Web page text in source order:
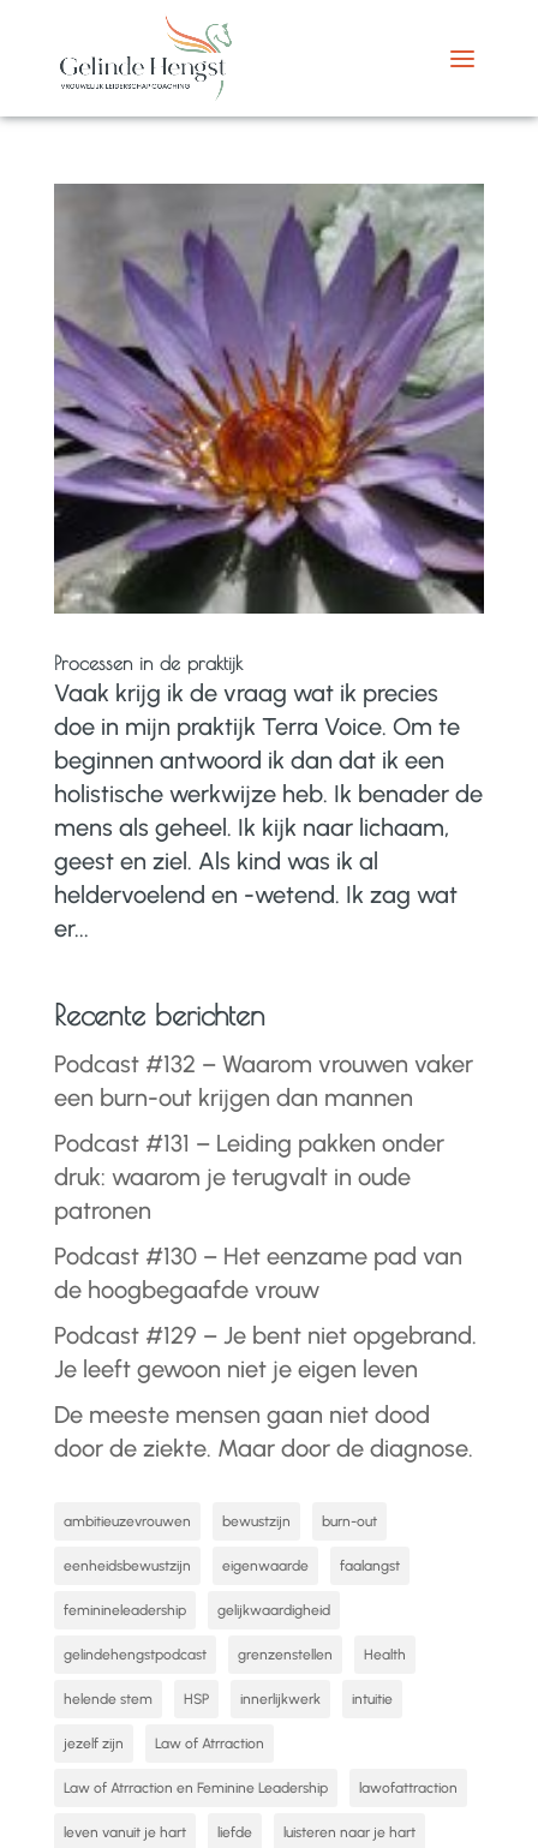
Processen in de praktijk
Vaak krijg ik de vraag wat ik precies
doe in mijn praktijk Terra Voice. Om te
beginnen antwoord ik dan dat ik een
holistische werkwijze heb. Ik benader de
mens als geheel. Ik kijk naar lichaam,
geest en ziel. Als kind was ik al
heldervoelend en -wetend. Ik zag wat
er...
Recente berichten
Podcast #132 – Waarom vrouwen vaker
een burn-out krijgen dan mannen
Podcast #131 – Leiding pakken onder
druk: waarom je terugvalt in oude
patronen
Podcast #130 – Het eenzame pad van
de hoogbegaafde vrouw
Podcast #129 – Je bent niet opgebrand.
Je leeft gewoon niet je eigen leven
De meeste mensen gaan niet dood
door de ziekte. Maar door de diagnose.
ambitieuzevrouwen bewustzijn burn-out
eenheidsbewustzijn eigenwaarde faalangst
feminineleadership gelijkwaardigheid
gelindehengstpodcast grenzenstellen Health
helende stem HSP innerlijkwerk intuitie
jezelf zijn Law of Atrraction
Law of Atrraction en Feminine Leadership lawofattraction
leven vanuit je hart liefde luisteren naar je hart